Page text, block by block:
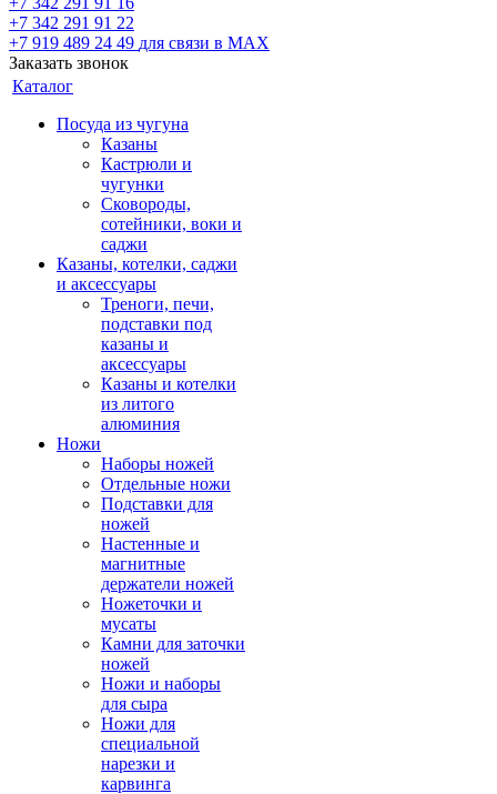
+7 342 291 91 22
+7 919 489 24 49 для связи в МАХ
Заказать звонок
Каталог
Посуда из чугуна
Казаны
Кастрюли и
чугунки
Сковороды,
сотейники, воки и
саджи
Казаны, котелки, саджи
и аксессуары
Треноги, печи,
подставки под
казаны и
аксессуары
Казаны и котелки
из литого
алюминия
Ножи
Наборы ножей
Отдельные ножи
Подставки для
ножей
Настенные и
магнитные
держатели ножей
Ножеточки и
мусаты
Камни для заточки
ножей
Ножи и наборы
для сыра
Ножи для
специальной
нарезки и
карвинга